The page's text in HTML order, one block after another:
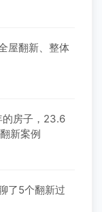
屋翻新、整体
的房子，23.6
新案例
了5个翻新过